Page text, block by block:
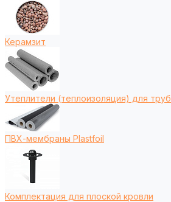
Керамзит
Утеплители (теплоизоляция) для труб
ПВХ-мембраны Plastfoil
Комплектация для плоской кровли